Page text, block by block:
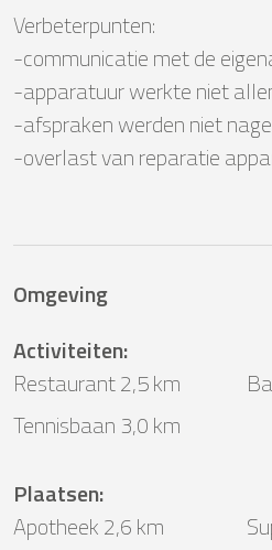
Verbeterpunten:
-communicatie met de
-apparatuur werkte niet
-afspraken werden niet
-overlast van reparatie
Omgeving
Activiteiten:
Restaurant 2,5 km
Tennisbaan 3,0 km
Plaatsen:
Apotheek 2,6 km